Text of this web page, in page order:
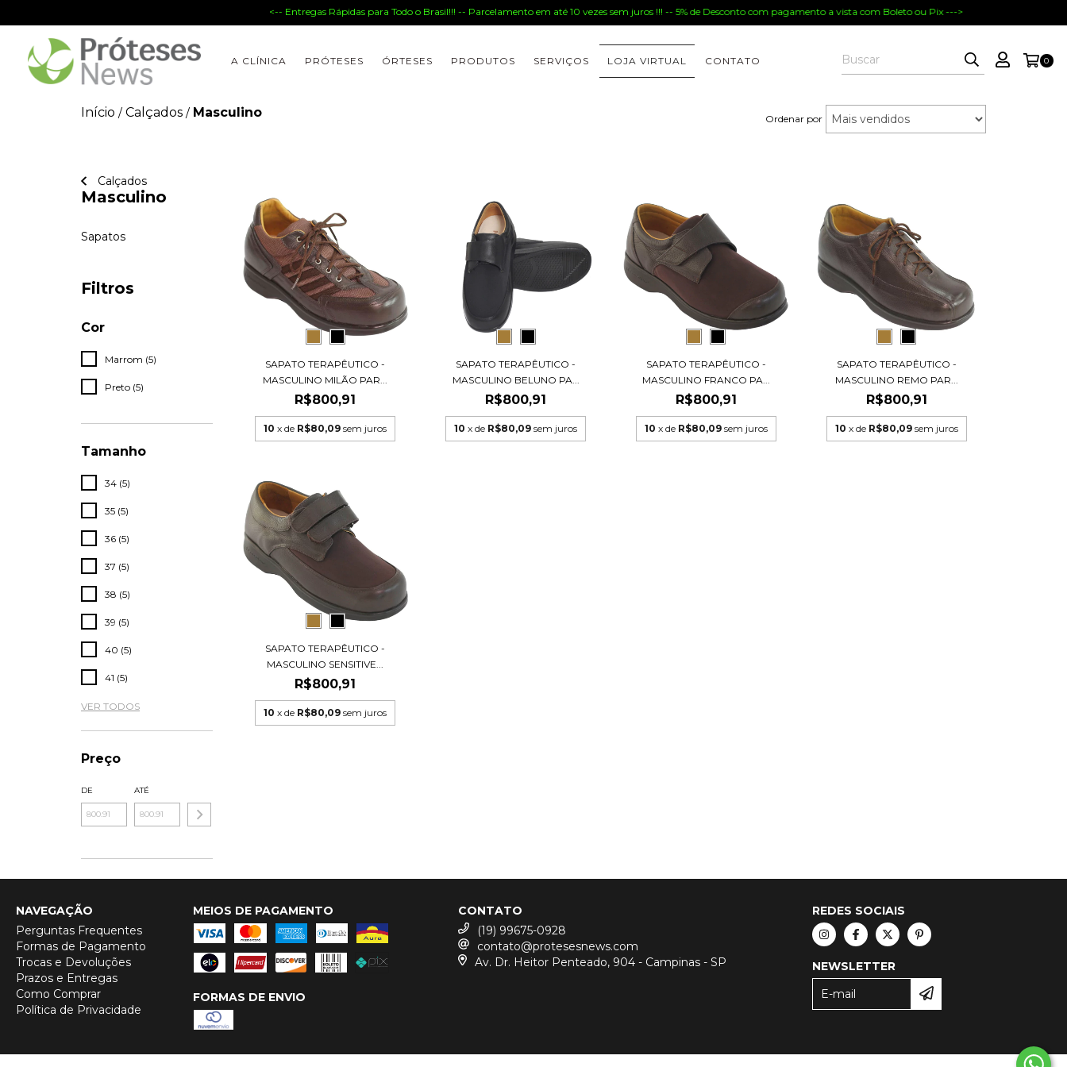
<-- Entregas Rápidas para Todo o Brasil!!! -- Parcelamento em até 10 vezes sem juros !!! -- 5% de Desconto com pagamento a vista com Boleto ou Pix --->
A CLÍNICA PRÓTESES ÓRTESES PRODUTOS SERVIÇOS LOJA VIRTUAL CONTATO 0
Início / Calçados / Masculino Ordenar por
Calçados
Masculino
Sapatos
Filtros
Cor
Marrom (5)
Preto (5)
Tamanho
34 (5)
35 (5)
36 (5)
37 (5)
38 (5)
39 (5)
40 (5)
41 (5)
VER TODOS
Preço
DE ATÉ
SAPATO TERAPÊUTICO -
MASCULINO MILÃO PAR...
R$800,91
10 x de R$80,09 sem juros
SAPATO TERAPÊUTICO -
MASCULINO BELUNO PA...
R$800,91
10 x de R$80,09 sem juros
SAPATO TERAPÊUTICO -
MASCULINO FRANCO PA...
R$800,91
10 x de R$80,09 sem juros
SAPATO TERAPÊUTICO -
MASCULINO REMO PAR...
R$800,91
10 x de R$80,09 sem juros
SAPATO TERAPÊUTICO -
MASCULINO SENSITIVE...
R$800,91
10 x de R$80,09 sem juros
NAVEGAÇÃO
Perguntas Frequentes
Formas de Pagamento
Trocas e Devoluções
Prazos e Entregas
Como Comprar
Política de Privacidade
MEIOS DE PAGAMENTO
FORMAS DE ENVIO
CONTATO
(19) 99675-0928
contato@protesesnews.com
Av. Dr. Heitor Penteado, 904 - Campinas - SP
REDES SOCIAIS
NEWSLETTER